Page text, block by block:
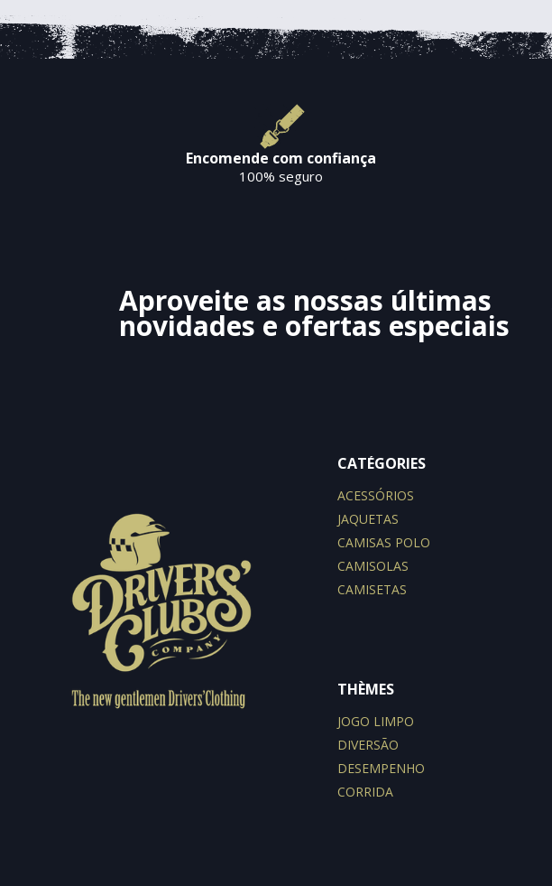
Encomende com confiança
100% seguro
Aproveite as nossas últimas
novidades e ofertas especiais
CATÉGORIES
ACESSÓRIOS
JAQUETAS
CAMISAS POLO
CAMISOLAS
CAMISETAS
THÈMES
JOGO LIMPO
DIVERSÃO
DESEMPENHO
CORRIDA